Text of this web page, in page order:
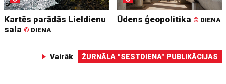
Kartēs parādās Lieldienu
sala © DIENA
Ūdens ģeopolitika © DIENA
Vairāk ŽURNĀLA "SESTDIENA" PUBLIKĀCIJAS